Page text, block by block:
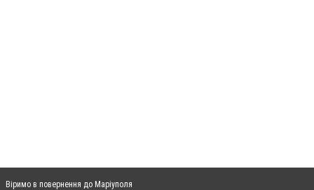
Віримо в повернення до Маріуполя